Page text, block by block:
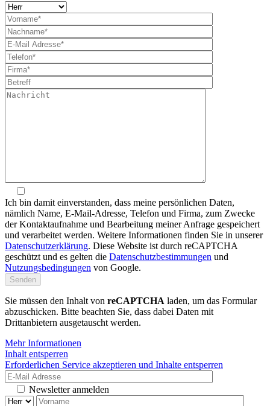
Ich bin damit einverstanden, dass meine persönlichen Daten,
nämlich Name, E-Mail-Adresse, Telefon und Firma, zum Zwecke
der Kontaktaufnahme und Bearbeitung meiner Anfrage gespeichert
und verarbeitet werden. Weitere Informationen finden Sie in unserer
Datenschutzerklärung. Diese Website ist durch reCAPTCHA
geschützt und es gelten die Datenschutzbestimmungen und
Nutzungsbedingungen von Google.
Sie müssen den Inhalt von reCAPTCHA laden, um das Formular
abzuschicken. Bitte beachten Sie, dass dabei Daten mit
Drittanbietern ausgetauscht werden.
Mehr Informationen
Inhalt entsperren
Erforderlichen Service akzeptieren und Inhalte entsperren
Newsletter anmelden